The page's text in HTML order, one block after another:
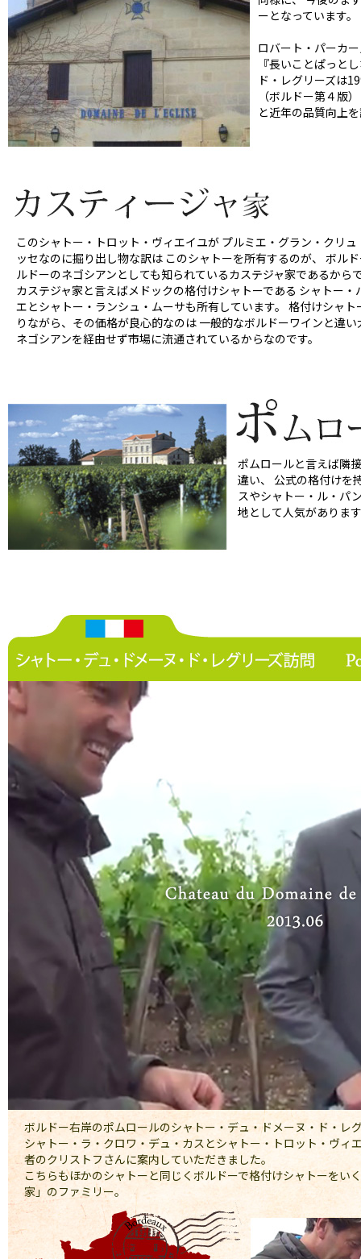
ーとなっています。
ロバート・パーカ
『長いことぱっと
ド・レグリーズは
（ボルドー第４版）
と近年の品質向上
このシャトー・トロット・ヴィエイユが プルミエ・グラン・クリュ
ッセなのに掘り出し物な訳は このシャトーを所有するのが、 ボル
ルドーのネゴシアンとしても知られているカステジャ家であるから
カステジャ家と言えばメドックの格付けシャトーである シャトー・
エとシャトー・ランシュ・ムーサも所有しています。 格付けシャト
りながら、その価格が良心的なのは 一般的なボルドーワインと違い
ネゴシアンを経由せず市場に流通されているからなのです。
ポムロールと言えば隣
違い、 公式の格付けを
スやシャトー・ル・パ
地として人気がありま
ボルドー右岸のポムロールのシャトー・デュ・ドメーヌ・ド・レ
シャトー・ラ・クロワ・デュ・カスとシャトー・トロット・ヴィ
者のクリストフさんに案内していただきました。
こちらもほかのシャトーと同じくボルドーで格付けシャトーをい
家」のファミリー。